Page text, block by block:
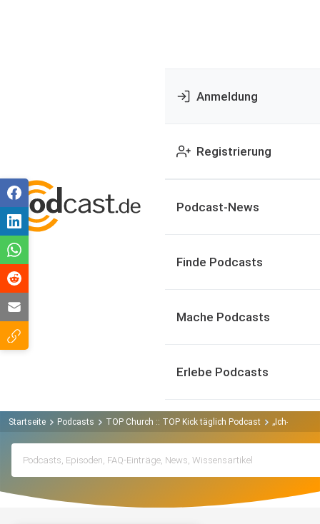
Anmeldung
Registrierung
Podcast-News
Finde Podcasts
Mache Podcasts
Erlebe Podcasts
Startseite Podcasts TOP Church :: TOP Kick täglich Podcast „Ich-weiss-